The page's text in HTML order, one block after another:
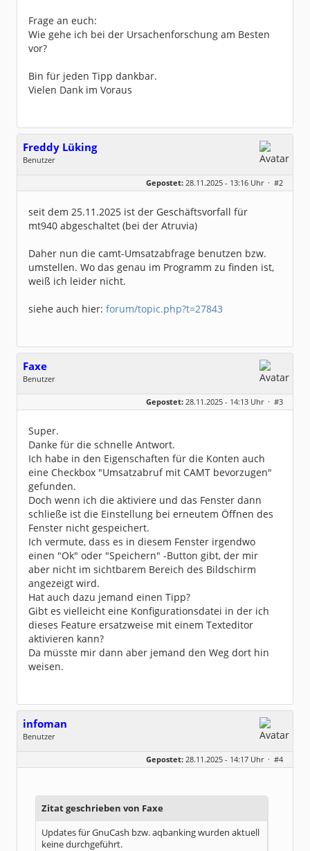
Frage an euch:
Wie gehe ich bei der Ursachenforschung am Besten
vor?
Bin für jeden Tipp dankbar.
Vielen Dank im Voraus
Freddy Lüking
Benutzer
Dabei seit:
02 / 2017
Gepostet: 28.11.2025 - 13:16 Uhr · #2
seit dem 25.11.2025 ist der Geschäftsvorfall für
mt940 abgeschaltet (bei der Atruvia)
Daher nun die camt-Umsatzabfrage benutzen bzw.
umstellen. Wo das genau im Programm zu finden ist,
weiß ich leider nicht.
siehe auch hier: forum/topic.php?t=27843
Faxe
Benutzer
Geschlecht:
keine Angabe
Dabei seit:
11 / 2025
Gepostet: 28.11.2025 - 14:13 Uhr · #3
Super.
Danke für die schnelle Antwort.
Ich habe in den Eigenschaften für die Konten auch
eine Checkbox "Umsatzabruf mit CAMT bevorzugen"
gefunden.
Doch wenn ich die aktiviere und das Fenster dann
schließe ist die Einstellung bei erneutem Öffnen des
Fenster nicht gespeichert.
Ich vermute, dass es in diesem Fenster irgendwo
einen "Ok" oder "Speichern" -Button gibt, der mir
aber nicht im sichtbarem Bereich des Bildschirm
angezeigt wird.
Hat auch dazu jemand einen Tipp?
Gibt es vielleicht eine Konfigurationsdatei in der ich
dieses Feature ersatzweise mit einem Texteditor
aktivieren kann?
Da müsste mir dann aber jemand den Weg dort hin
weisen.
infoman
Benutzer
Dabei seit:
06 / 2008
Gepostet: 28.11.2025 - 14:17 Uhr · #4
Zitat geschrieben von Faxe
Updates für GnuCash bzw. aqbanking wurden aktuell
keine durchgeführt.